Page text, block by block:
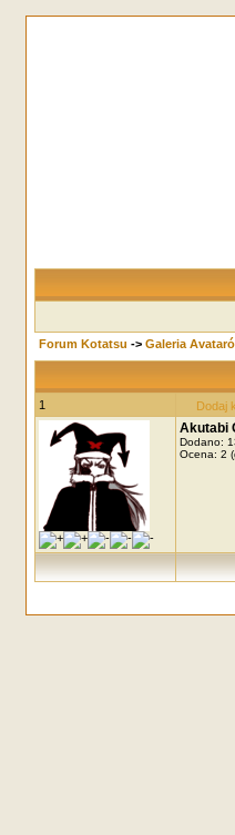
Forum Kotatsu -> Galeria
1 Dodaj
Akutabi
Dodano:
Ocena: 2